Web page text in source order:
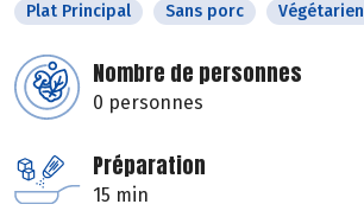
Plat Principal Sans porc Végétarien
Nombre de personnes
0 personnes
Préparation
15 min